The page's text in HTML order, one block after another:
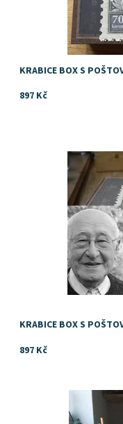
KRABICE BOX S
897 Kč
Dostupnost:
Skladem
KRABICE BOX S
897 Kč
TIP na dárek k 50.
Dostupnost:
Skladem